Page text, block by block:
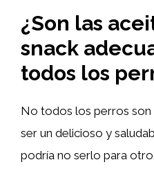
¿Son las
snack
todos los
No todos los perros son
ser un delicioso y
podría no serlo para